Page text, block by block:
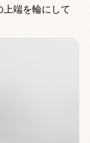
端を輪にして